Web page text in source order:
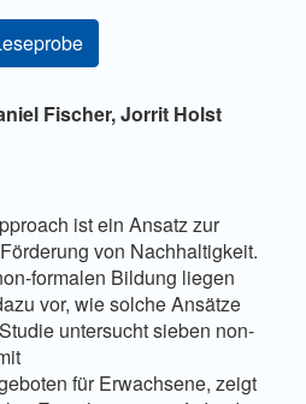
innen oder durch Zahlung einer
Fischer,Jorrit Holst
ist ein Ansatz zur
von Nachhaltigkeit.
formalen Bildung liegen
vor, wie solche Ansätze
untersucht sieben non-
für Erwachsene, zeigt